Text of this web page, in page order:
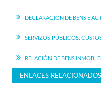
DECLARACIÓN DE BENS E
SERVIZOS PÚBLICOS:
RELACIÓN DE BENS
ENLACES RELACIONADOS